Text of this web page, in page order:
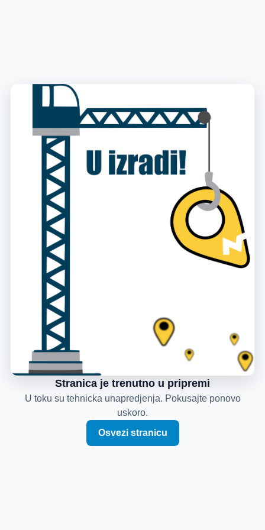
Stranica je trenutno u pripremi
U toku su tehnicka unapredjenja. Pokusajte ponovo
uskoro.
Osvezi stranicu